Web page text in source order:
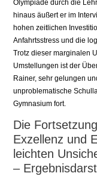
Olympiade durch die
hinaus äußert er im
hohen zeitlichen
Anfahrtsstress und die
Trotz dieser marginalen
Umstellungen ist der
Rainer, sehr gelungen
unproblematische
Gymnasium fort.
Die
Exzellenz und
leichten
–